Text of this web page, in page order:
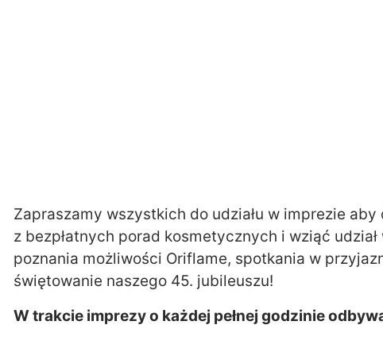
Zapraszamy wszystkich do udziału w imprezie
z bezpłatnych porad kosmetycznych i wziąć
poznania możliwości Oriflame, spotkania w
świętowanie naszego 45. jubileuszu!
W trakcie imprezy o każdej pełnej godzinie